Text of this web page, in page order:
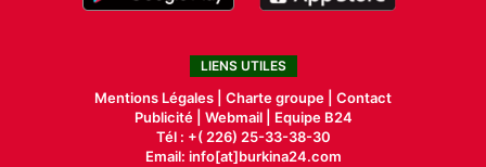
LIENS UTILES
Mentions Légales | Charte groupe | Contact
Publicité| Webmail |
Equipe B24
Tél : +( 226) 25-33-38-30
Email: info[at]burkina24.com